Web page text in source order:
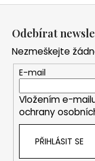
Odebírat
Nezmeškejte
E-mail
Vložením e-
ochrany
PŘIHLÁSIT SE